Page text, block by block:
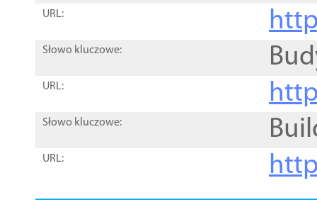
URL:
Słowo kluczowe:
URL:
Słowo kluczowe:
URL: